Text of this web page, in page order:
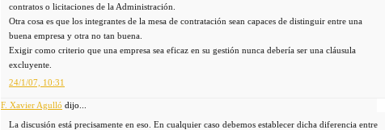
contratos o licitaciones de la Administración.
Otra cosa es que los integrantes de la mesa de contratación sean capaces de distinguir entre una
buena empresa y otra no tan buena.
Exigir como criterio que una empresa sea eficaz en su gestión nunca debería ser una cláusula
excluyente.
24/1/07, 10:31
F. Xavier Agulló dijo...
La discusión está precisamente en eso. En cualquier caso debemos establecer dicha diferencia entre